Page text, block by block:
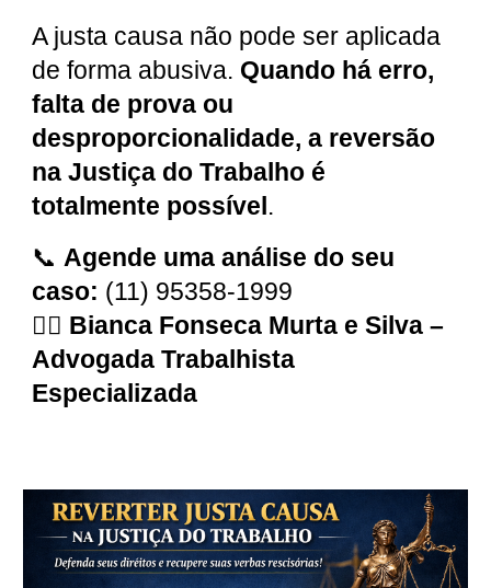
A justa causa não pode ser aplicada
de forma abusiva. Quando há erro,
falta de prova ou
desproporcionalidade, a reversão
na Justiça do Trabalho é
totalmente possível.
📞 Agende uma análise do seu
caso: (11) 95358-1999
👩‍⚖️ Bianca Fonseca Murta e Silva –
Advogada Trabalhista
Especializada